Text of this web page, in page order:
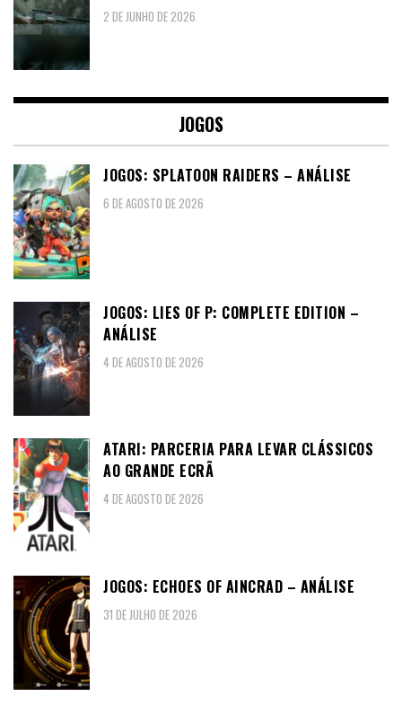
2 DE JUNHO DE 2026
JOGOS
JOGOS: SPLATOON RAIDERS – ANÁLISE
6 DE AGOSTO DE 2026
JOGOS: LIES OF P: COMPLETE EDITION –
ANÁLISE
4 DE AGOSTO DE 2026
ATARI: PARCERIA PARA LEVAR CLÁSSICOS
AO GRANDE ECRÃ
4 DE AGOSTO DE 2026
JOGOS: ECHOES OF AINCRAD – ANÁLISE
31 DE JULHO DE 2026